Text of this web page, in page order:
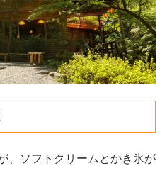
、ソフトクリームとかき氷が